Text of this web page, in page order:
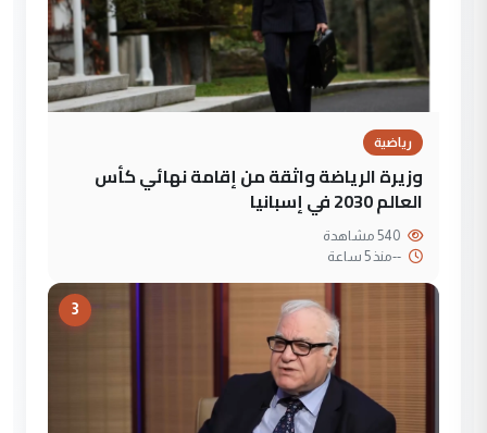
رياضية
وزيرة الرياضة واثقة من إقامة نهائي كأس
العالم 2030 في إسبانيا
--منذ 5 ساعة
3